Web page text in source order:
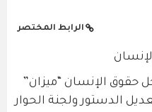
الرابط المختصر
حقوق الإنسان “ميزان”
الدستور ولجنة الحوار